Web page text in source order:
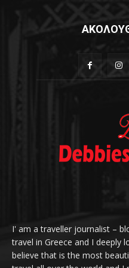
I' am a traveller journalist –
travel in Greece and I deeply
believe that is the most